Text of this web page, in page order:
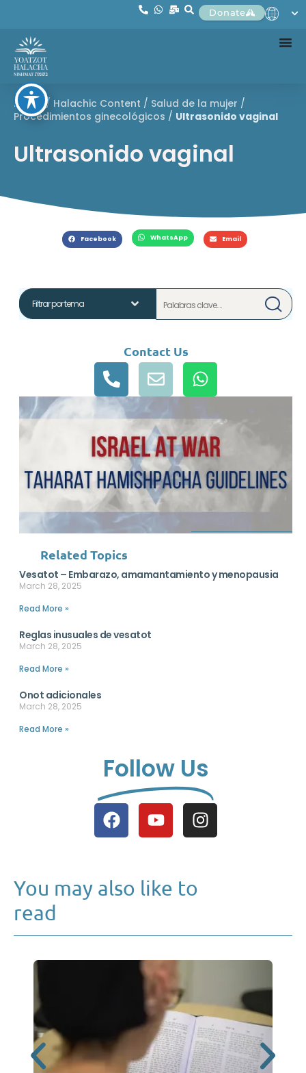
Donate
Home / Halachic Content / Salud de la mujer /
Procedimientos ginecológicos / Ultrasonido vaginal
Ultrasonido vaginal
Facebook WhatsApp Email
Contact Us
Related Topics
Vesatot – Embarazo, amamantamiento y menopausia
March 28, 2025
Read More »
Reglas inusuales de vesatot
March 28, 2025
Read More »
Onot adicionales
March 28, 2025
Read More »
Follow Us
You may also like to
read